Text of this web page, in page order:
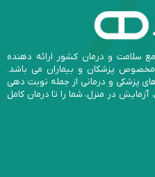
سلامت و درمان کشور ارائه دهنده
مخصوص پزشکان و بیماران می باشد.
پزشکی و درمانی از جمله نوبت دهی
در منزل، شما را تا درمان کامل